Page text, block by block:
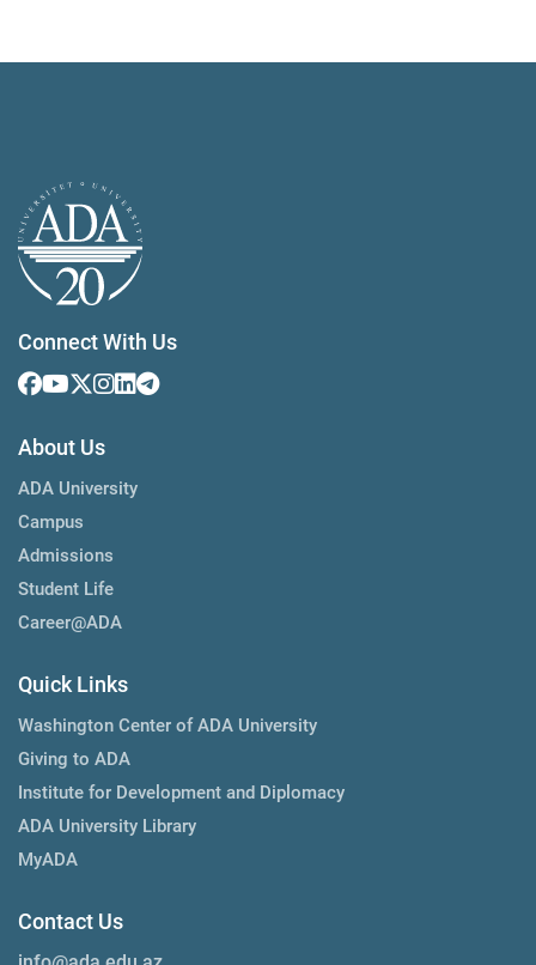
Connect With Us
About Us
ADA University
Campus
Admissions
Student Life
Career@ADA
Quick Links
Washington Center of ADA University
Giving to ADA
Institute for Development and Diplomacy
ADA University Library
MyADA
Contact Us